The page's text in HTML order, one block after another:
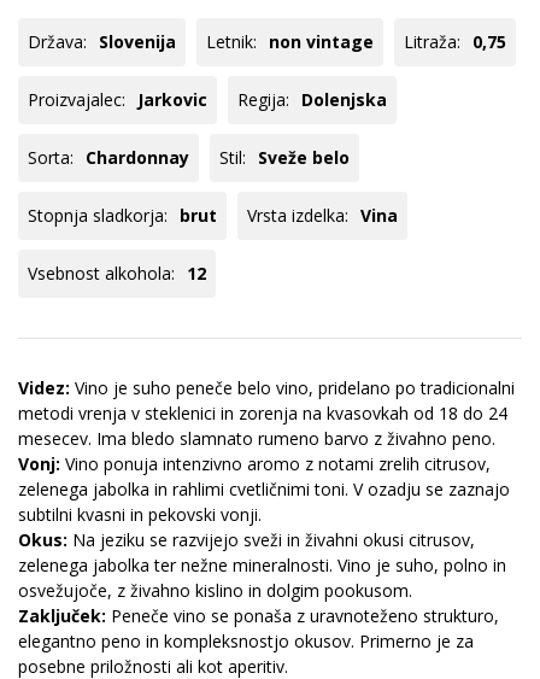
Država: Slovenija Letnik: non vintage Litraža: 0,75
Proizvajalec: Jarkovic Regija: Dolenjska
Sorta: Chardonnay Stil: Sveže belo
Stopnja sladkorja: brut Vrsta izdelka: Vina
Vsebnost alkohola: 12
Videz: Vino je suho peneče belo vino, pridelano po tradicionalni
metodi vrenja v steklenici in zorenja na kvasovkah od 18 do 24
mesecev. Ima bledo slamnato rumeno barvo z živahno peno.
Vonj: Vino ponuja intenzivno aromo z notami zrelih citrusov,
zelenega jabolka in rahlimi cvetličnimi toni. V ozadju se zaznajo
subtilni kvasni in pekovski vonji.
Okus: Na jeziku se razvijejo sveži in živahni okusi citrusov,
zelenega jabolka ter nežne mineralnosti. Vino je suho, polno in
osvežujoče, z živahno kislino in dolgim pookusom.
Zaključek: Peneče vino se ponaša z uravnoteženo strukturo,
elegantno peno in kompleksnostjo okusov. Primerno je za
posebne priložnosti ali kot aperitiv.